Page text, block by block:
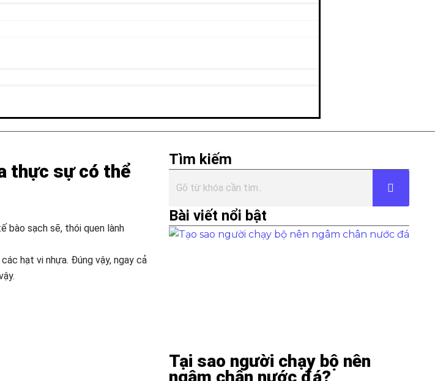
thực sự có thể
bào sạch sẽ, thói quen lành
hạt vi nhựa. Đúng vậy, ngay cả
Tìm kiếm
Bài viết nổi bật
Tại sao người chạy bộ nên
ngâm chân nước đá?